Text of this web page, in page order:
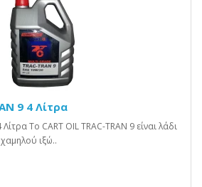
9 4 Λίτρα
To CART OIL TRAC-TRAN 9 είναι λάδι
ιξώ..